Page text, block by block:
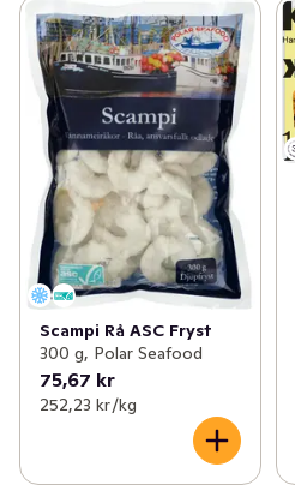
Scampi Rå ASC Fryst
300 g, Polar Seafood
75,67 kr
252,23 kr /kg